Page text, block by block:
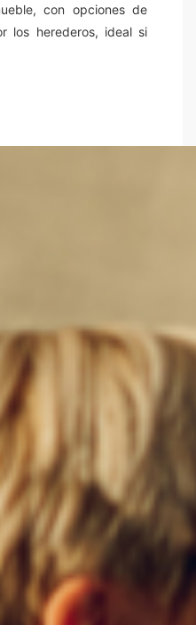
con opciones de
los herederos, ideal si